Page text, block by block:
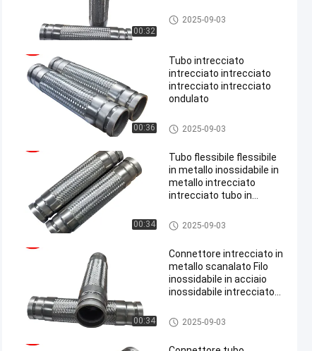
00:32
Tubo flessibile intrecciato met
allo
2025-09-03
00:36
Tubo intrecciato
intrecciato intrecciato
intrecciato intrecciato
ondulato
Tubo flessibile intrecciato met
allo
2025-09-03
00:34
Tubo flessibile flessibile
in metallo inossidabile in
metallo intrecciato
intrecciato tubo in
Tubo flessibile intrecciato met
allo
2025-09-03
00:34
Connettore intrecciato in
metallo scanalato Filo
inossidabile in acciaio
inossidabile intrecciato
Tubo flessibile intrecciato met
allo
2025-09-03